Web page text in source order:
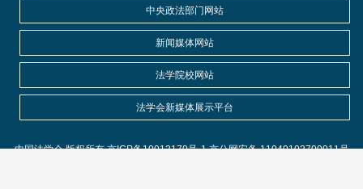
中央政法部门网站
新闻媒体网站
法学院校网站
法学会新媒体展示平台
中国法学会 版权所有 京ICP备10012170号-1 京公网安备 11040102700011号